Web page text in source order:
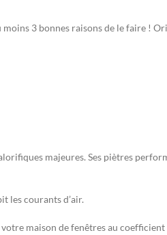
moins 3 bonnes raisons de le faire !
majeures. Ses piètres
les courants d’air.
maison de fenêtres au coefficient